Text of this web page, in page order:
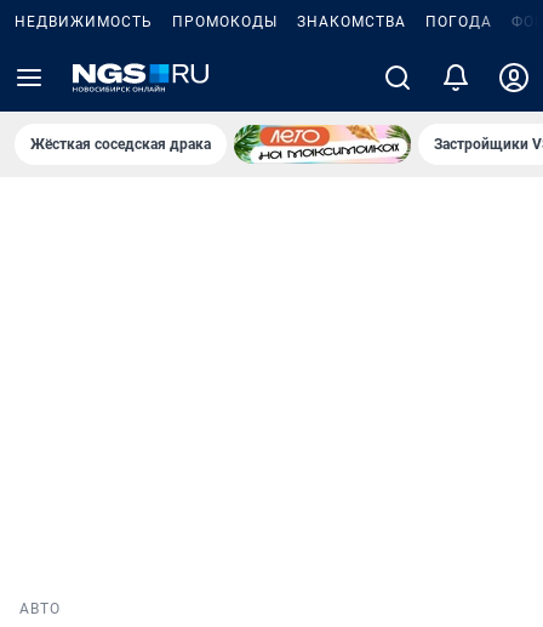
НЕДВИЖИМОСТЬ ПРОМОКОДЫ ЗНАКОМСТВА ПОГОДА
Жёсткая соседская драка Застройщики
АВТО